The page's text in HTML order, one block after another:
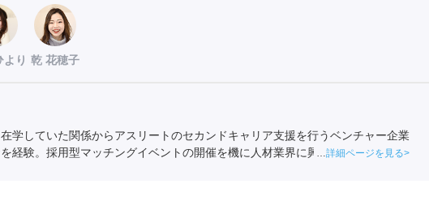
より 乾 花穂子
学していた関係からアスリートのセカンドキャリア支援を行うベンチャー企業
経験。採用型マッチングイベントの開催を機に人材業界に興味を持ち始め、ポ
詳細ページを見る